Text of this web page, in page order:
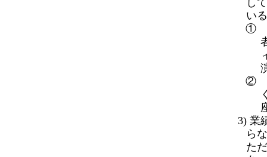
し
い
①
②
3) 業
ら
た